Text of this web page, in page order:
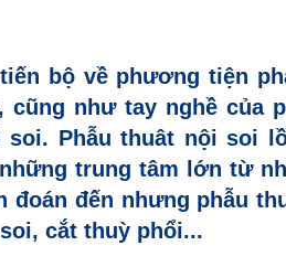
bộ về phương tiện
cũng như tay nghề của
soi. Phẫu thuât nội soi
trung tâm lớn từ
đoán đến nhưng phẫu
cắt thuỳ phổi...